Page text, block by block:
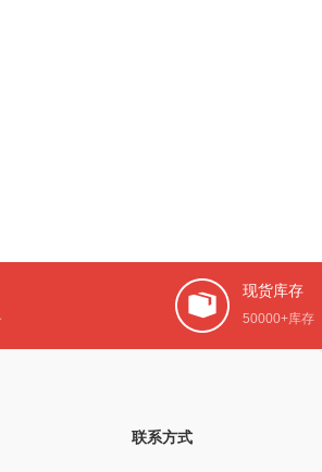
现货库存
50000+库存
联系方式